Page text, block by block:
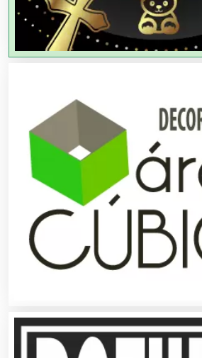
Artículos de Oficina
Artículos de Piel
Artículos Deportivos
Artículos Importados
Artículos para el Hogar
Artículos Personales